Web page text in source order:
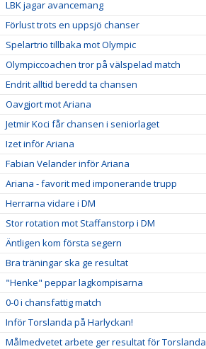
LBK jagar avancemang
Förlust trots en uppsjö chanser
Spelartrio tillbaka mot Olympic
Olympiccoachen tror på välspelad match
Endrit alltid beredd ta chansen
Oavgjort mot Ariana
Jetmir Koci får chansen i seniorlaget
Izet inför Ariana
Fabian Velander inför Ariana
Ariana - favorit med imponerande trupp
Herrarna vidare i DM
Stor rotation mot Staffanstorp i DM
Äntligen kom första segern
Bra träningar ska ge resultat
"Henke" peppar lagkompisarna
0-0 i chansfattig match
Inför Torslanda på Harlyckan!
Målmedvetet arbete ger resultat för Torslanda